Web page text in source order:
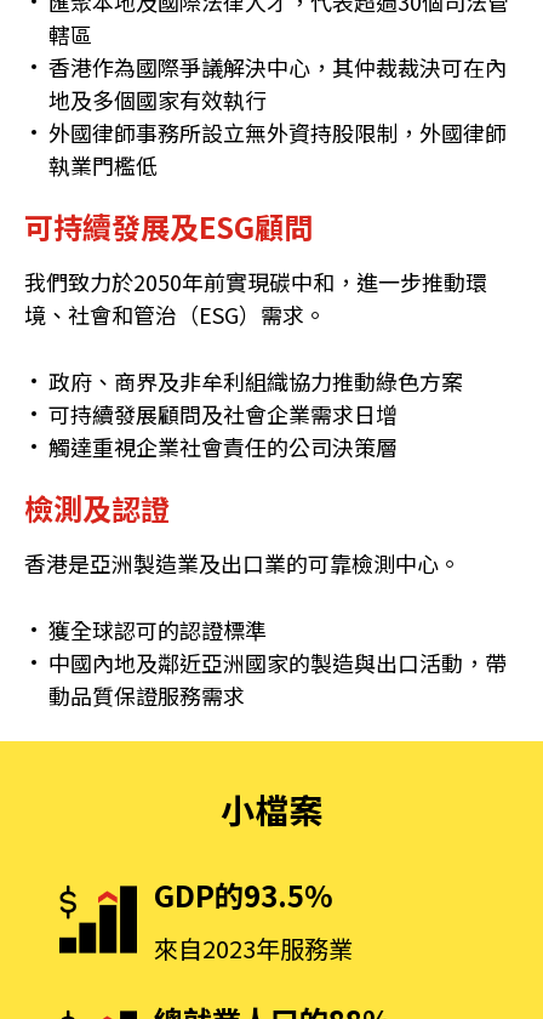
轄區
香港作為國際爭議解決中心，其仲裁裁決可在內
地及多個國家有效執行
外國律師事務所設立無外資持股限制，外國律師
執業門檻低
可持續發展及ESG顧問
我們致力於2050年前實現碳中和，進一步推動環
境、社會和管治（ESG）需求。
政府、商界及非牟利組織協力推動綠色方案
可持續發展顧問及社會企業需求日增
觸達重視企業社會責任的公司決策層
檢測及認證
香港是亞洲製造業及出口業的可靠檢測中心。
獲全球認可的認證標準
中國內地及鄰近亞洲國家的製造與出口活動，帶
動品質保證服務需求
小檔案
GDP的93.5%
來自2023年服務業